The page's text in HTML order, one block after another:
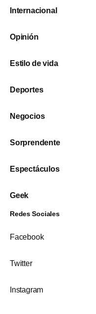
Internacional
Opinión
Estilo de vida
Deportes
Negocios
Sorprendente
Espectáculos
Geek
Redes Sociales
Facebook
Twitter
Instagram